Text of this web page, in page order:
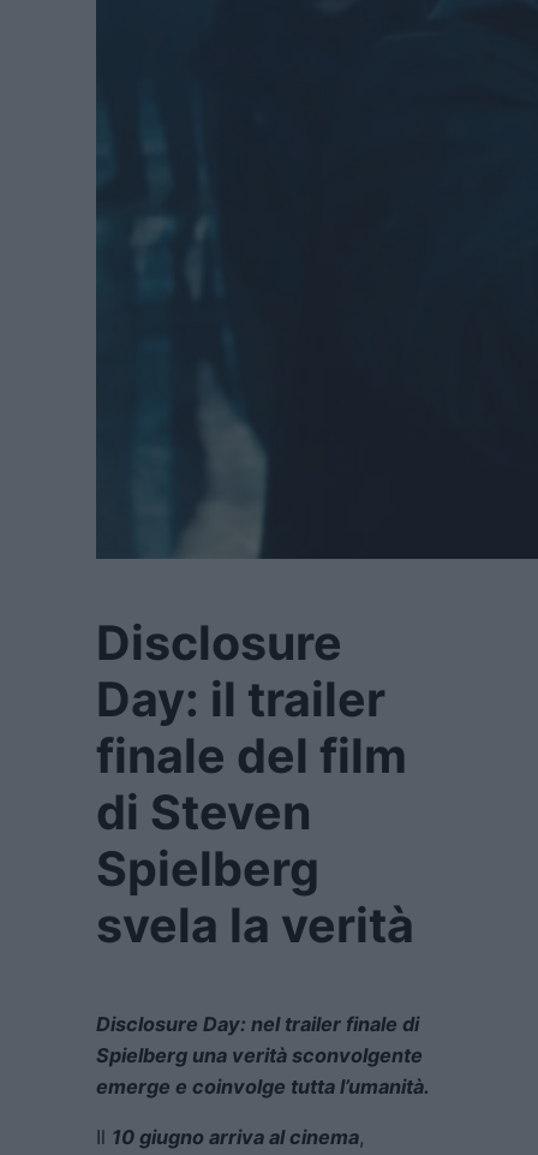
Disclosure
Day: il trailer
finale del film
di Steven
Spielberg
svela la verità
Disclosure Day: nel trailer finale di
Spielberg una verità sconvolgente
emerge e coinvolge tutta l’umanità.
Il 10 giugno arriva al cinema,